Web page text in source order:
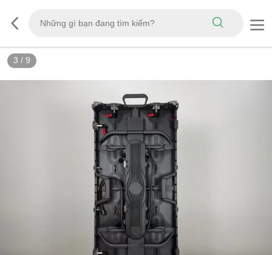
3 / 9